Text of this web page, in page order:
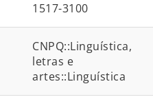
1517-3100
CNPQ::Linguística,
letras e
artes::Linguística